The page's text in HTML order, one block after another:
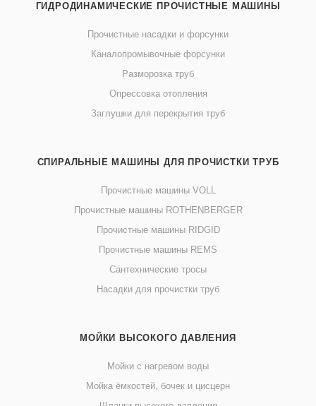
ГИДРОДИНАМИЧЕСКИЕ ПРОЧИСТНЫЕ МАШИНЫ
Прочистные насадки и форсунки
Каналопромывочные форсунки
Разморозка труб
Опрессовка отопления
Заглушки для перекрытия труб
СПИРАЛЬНЫЕ МАШИНЫ ДЛЯ ПРОЧИСТКИ ТРУБ
Прочистные машины VOLL
Прочистные машины ROTHENBERGER
Прочистные машины RIDGID
Прочистные машины REMS
Сантехнические тросы
Насадки для прочистки труб
МОЙКИ ВЫСОКОГО ДАВЛЕНИЯ
Мойки с нагревом воды
Мойка ёмкостей, бочек и цисцерн